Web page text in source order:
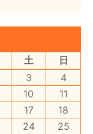
土
日
3
4
10
11
17
18
24
25